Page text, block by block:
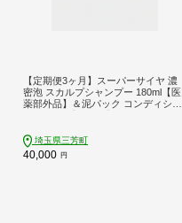
【定期便3ヶ月】スーパーサイヤ 濃
密泡 スカルプシャンプー 180ml【医
薬部外品】＆泥パック コンディショ
埼玉県三芳町
40,000 円